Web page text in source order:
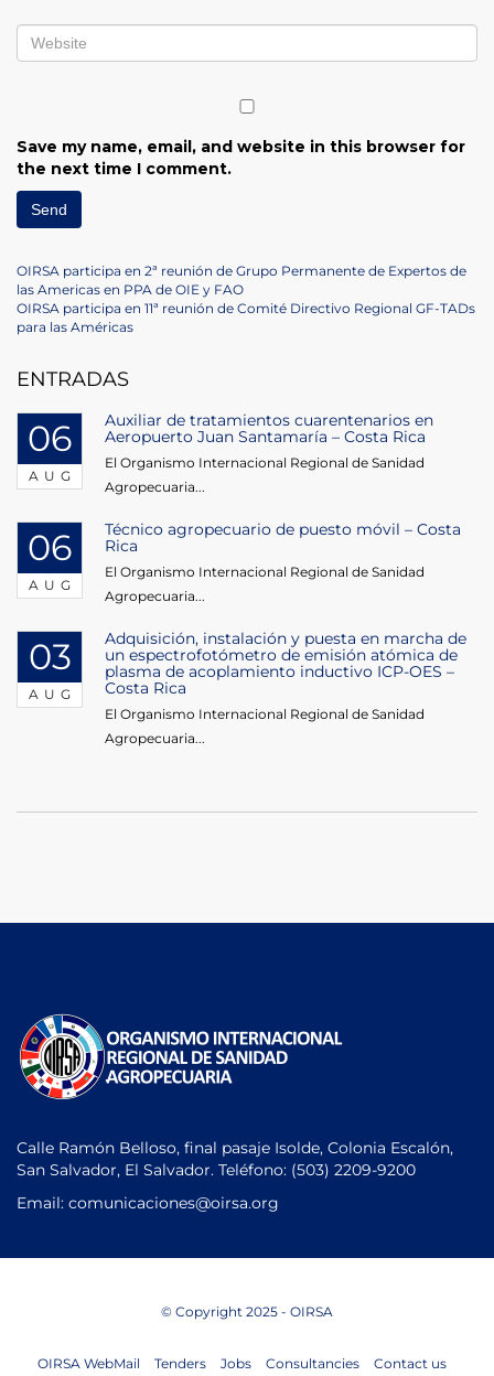
Save my name, email, and website in this browser for
the next time I comment.
Post
navigation
Previous
Post
OIRSA participa en 2ª reunión de Grupo Permanente de Expertos de
las Americas en PPA de OIE y FAO
Next
Post
OIRSA participa en 11ª reunión de Comité Directivo Regional GF-TADs
para las Américas
ENTRADAS
06
AUG
Auxiliar de tratamientos cuarentenarios en
Aeropuerto Juan Santamaría – Costa Rica
El Organismo Internacional Regional de Sanidad
Agropecuaria...
06
AUG
Técnico agropecuario de puesto móvil – Costa
Rica
El Organismo Internacional Regional de Sanidad
Agropecuaria...
03
AUG
Adquisición, instalación y puesta en marcha de
un espectrofotómetro de emisión atómica de
plasma de acoplamiento inductivo ICP-OES –
Costa Rica
El Organismo Internacional Regional de Sanidad
Agropecuaria...
Calle Ramón Belloso, final pasaje Isolde, Colonia Escalón,
San Salvador, El Salvador. Teléfono: (503) 2209-9200
Email: comunicaciones@oirsa.org
© Copyright 2025 - OIRSA
OIRSA WebMail Tenders Jobs Consultancies
Contact us